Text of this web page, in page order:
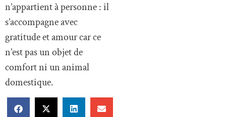
n’appartient à personne : il
s’accompagne avec
gratitude et amour car ce
n’est pas un objet de
comfort ni un animal
domestique.